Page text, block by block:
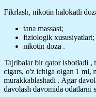
Fikrlash, nikotin halokatli
tana massasi;
fiziologik xususiyatlari;
nikotin doza .
Tajribalar bir qator isbotladi ,
cigars, o'z ichiga olgan 1 ml,
murakkablashadi . Agar
davolash davomida odatlarni